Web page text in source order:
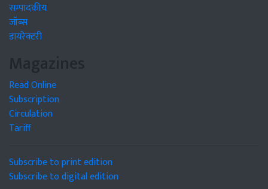
सम्पादकीय
जॉब्स
डायरेक्टरी
Magazines
Read Online
Subscription
Circulation
Tariff
Subscribe to print edition
Subscribe to digital edition